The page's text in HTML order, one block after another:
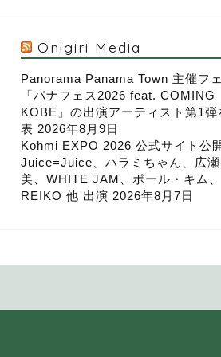
Onigiri Media
Panorama Panama Town 主催フ
「パナフェス2026 feat. COMING
KOBE」の出演アーティスト第1弾
表 2026年8月9日
Kohmi EXPO 2026 公式サイト公
Juice=Juice、ハラミちゃん、広瀬
美、WHITE JAM、ポール・キム、
REIKO 他 出演 2026年8月7日